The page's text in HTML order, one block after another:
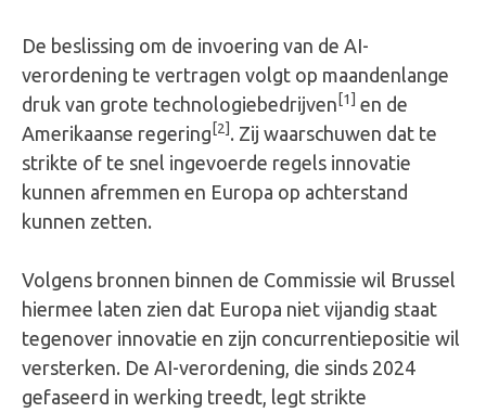
De beslissing om de invoering van de AI-
verordening te vertragen volgt op maandenlange
druk van grote technologiebedrijven [1] en de
Amerikaanse regering [2]. Zij waarschuwen dat te
strikte of te snel ingevoerde regels innovatie
kunnen afremmen en Europa op achterstand
kunnen zetten.
Volgens bronnen binnen de Commissie wil Brussel
hiermee laten zien dat Europa niet vijandig staat
tegenover innovatie en zijn concurrentiepositie wil
versterken. De AI-verordening, die sinds 2024
gefaseerd in werking treedt, legt strikte